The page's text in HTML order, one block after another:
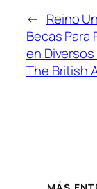
← Reino
Becas Para
en Diversos
The British